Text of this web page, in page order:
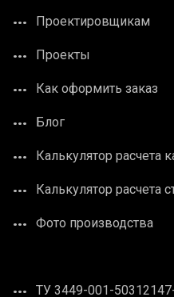
Проектировщикам
Проекты
Как оформить заказ
Блог
Калькулятор расчета
Калькулятор расчета
Фото производства
ТУ 3449-001-